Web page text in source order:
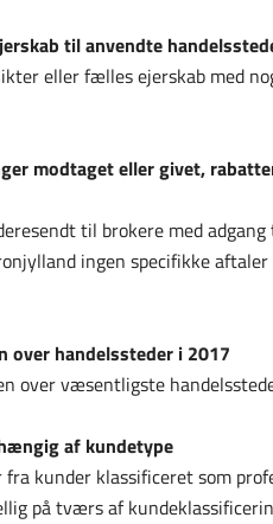
til anvendte
eller fælles ejerskab med
modtaget eller givet,
til brokere med
ingen specifikke
handelssteder i 2017
væsentligste
af kundetype
kunder klassificeret som
på tværs af